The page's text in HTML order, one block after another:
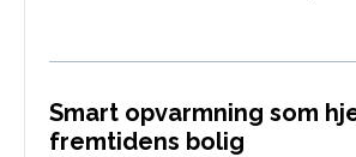
Smart opvarmning som
fremtidens bolig